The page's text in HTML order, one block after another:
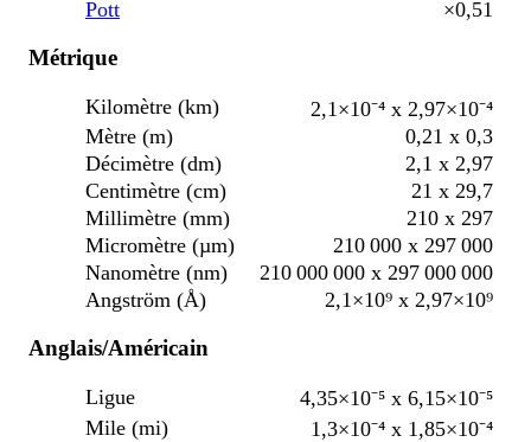
Pott ×0,51
Métrique
Kilomètre (km)
2,1×10⁻⁴ x 2,97×10⁻⁴
Mètre (m)
0,21 x 0,3
Décimètre (dm)
2,1 x 2,97
Centimètre (cm)
21 x 29,7
Millimètre (mm)
210 x 297
Micromètre (µm)
210 000 x 297 000
Nanomètre (nm)
210 000 000 x 297 000 000
Angström (Å)
2,1×10⁹ x 2,97×10⁹
Anglais/Américain
Ligue
4,35×10⁻⁵ x 6,15×10⁻⁵
Mile (mi)
1,3×10⁻⁴ x 1,85×10⁻⁴